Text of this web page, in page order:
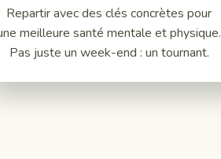
Repartir avec des clés concrètes pour
meilleure santé mentale et physique.
Pas juste un week-end : un tournant.